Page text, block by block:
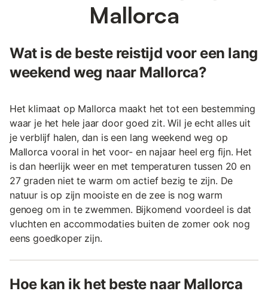
Mallorca
Wat is de beste reistijd voor een lang
weekend weg naar Mallorca?
Het klimaat op Mallorca maakt het tot een bestemming
waar je het hele jaar door goed zit. Wil je echt alles uit
je verblijf halen, dan is een lang weekend weg op
Mallorca vooral in het voor- en najaar heel erg fijn. Het
is dan heerlijk weer en met temperaturen tussen 20 en
27 graden niet te warm om actief bezig te zijn. De
natuur is op zijn mooiste en de zee is nog warm
genoeg om in te zwemmen. Bijkomend voordeel is dat
vluchten en accommodaties buiten de zomer ook nog
eens goedkoper zijn.
Hoe kan ik het beste naar Mallorca